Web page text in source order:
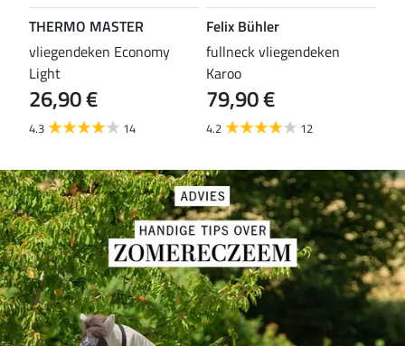
THERMO MASTER
vliegendeken Economy
Light
26,90 €
4.3 14
Felix Bühler
fullneck vliegendeken
Karoo
79,90 €
4.2 12